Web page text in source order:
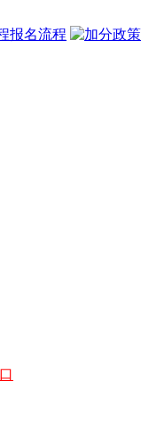
报名流程